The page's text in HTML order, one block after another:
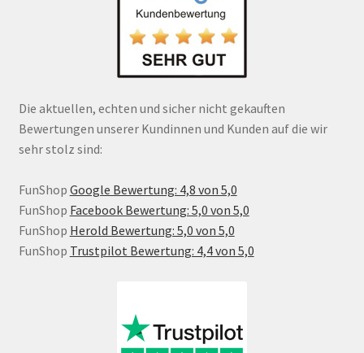
Die aktuellen, echten und sicher nicht gekauften
Bewertungen unserer Kundinnen und Kunden auf die wir
sehr stolz sind:
FunShop Google Bewertung: 4,8 von 5,0
FunShop Facebook Bewertung: 5,0 von 5,0
FunShop Herold Bewertung: 5,0 von 5,0
FunShop Trustpilot Bewertung: 4,4 von 5,0